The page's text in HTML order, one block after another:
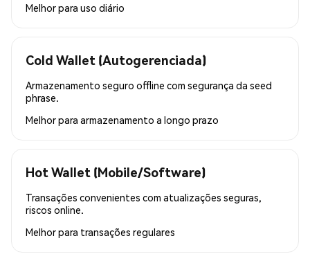
Melhor para uso diário
Cold Wallet (Autogerenciada)
Armazenamento seguro offline com segurança da seed
phrase.
Melhor para armazenamento a longo prazo
Hot Wallet (Mobile/Software)
Transações convenientes com atualizações seguras,
riscos online.
Melhor para transações regulares